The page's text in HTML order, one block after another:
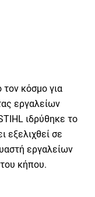
κόσμο για
εργαλείων
ιδρύθηκε το
εξελιχθεί σε
εργαλείων
κήπου.